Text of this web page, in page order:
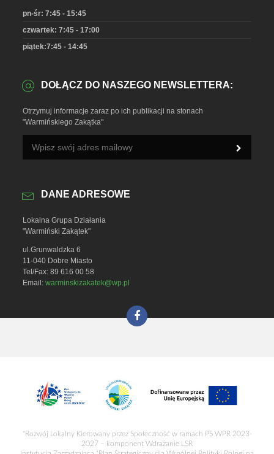
pn-śr: 7:45 - 15:45
czwartek: 7:45 - 17:00
piątek:7:45 - 14:45
DOŁĄCZ DO NASZEGO NEWSLETTERA:
Otrzymuj informacje zaraz po ich publikacji na stonach
"Warmińskiego Zakątka"
DANE ADRESOWE
Lokalna Grupa Działania
"Warmiński Zakątek"
ul.Grunwaldzka 6
11-040 Dobre Miasto
Tel/Fax: 89 616 00 58
Email:warminskizakatek@wp.pl
"Rozwój Lokalny Kierowany przez Społeczność w ramach PS WPR 2023-
2027 – komponent Wdrażanie LSR